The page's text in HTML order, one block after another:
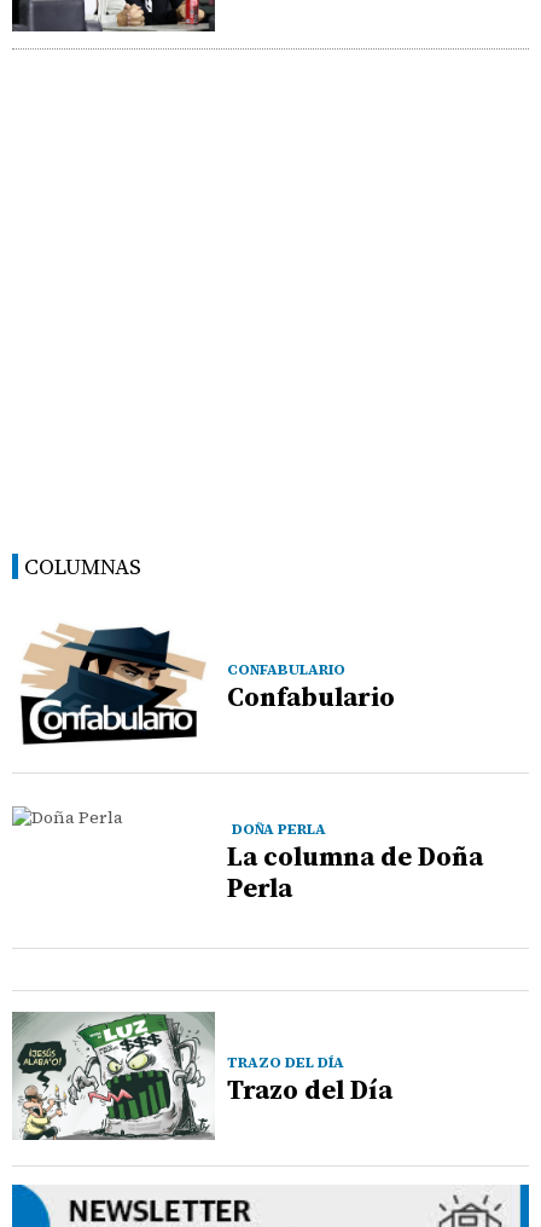
COLUMNAS
CONFABULARIO
Confabulario
DOÑA PERLA
La columna de Doña
Perla
TRAZO DEL DÍA
Trazo del Día